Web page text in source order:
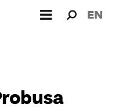
dla: EN